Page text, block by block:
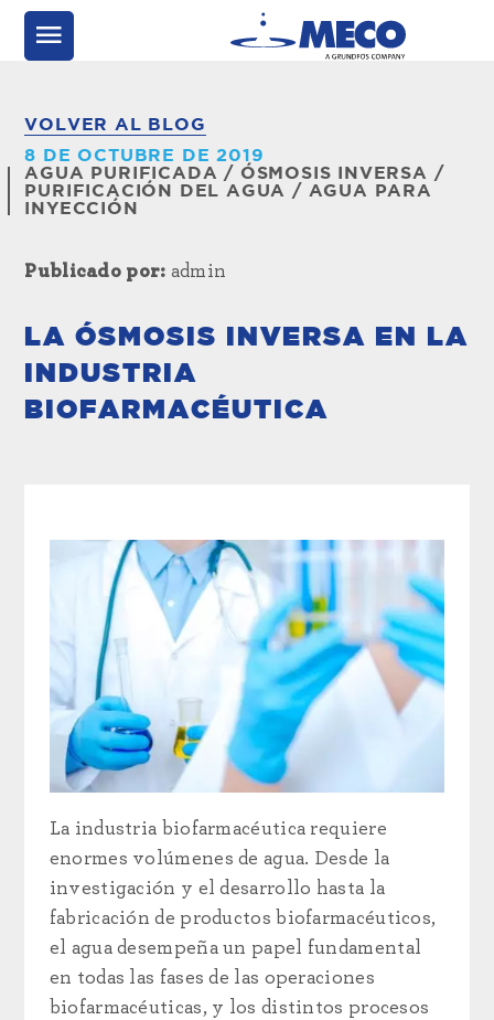
VOLVER AL BLOG
8 DE OCTUBRE DE 2019
AGUA PURIFICADA / ÓSMOSIS INVERSA /
PURIFICACIÓN DEL AGUA / AGUA PARA
INYECCIÓN
Publicado por: admin
LA ÓSMOSIS INVERSA EN LA
INDUSTRIA
BIOFARMACÉUTICA
La industria biofarmacéutica requiere
enormes volúmenes de agua. Desde la
investigación y el desarrollo hasta la
fabricación de productos biofarmacéuticos,
el agua desempeña un papel fundamental
en todas las fases de las operaciones
biofarmacéuticas, y los distintos procesos